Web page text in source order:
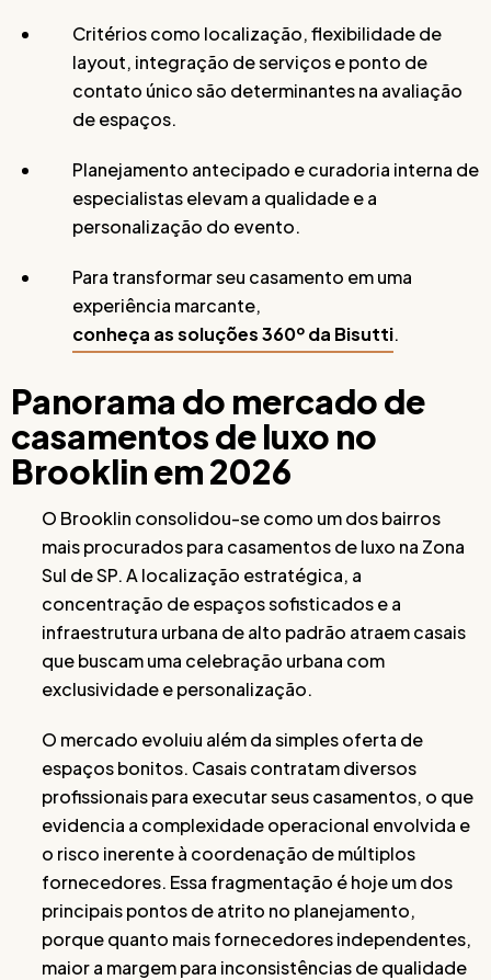
Critérios como localização, flexibilidade de
layout, integração de serviços e ponto de
contato único são determinantes na avaliação
de espaços.
Planejamento antecipado e curadoria interna de
especialistas elevam a qualidade e a
personalização do evento.
Para transformar seu casamento em uma
experiência marcante,
conheça as soluções 360º da Bisutti.
Panorama do mercado de
casamentos de luxo no
Brooklin em 2026
O Brooklin consolidou-se como um dos bairros
mais procurados para casamentos de luxo na Zona
Sul de SP. A localização estratégica, a
concentração de espaços sofisticados e a
infraestrutura urbana de alto padrão atraem casais
que buscam uma celebração urbana com
exclusividade e personalização.
O mercado evoluiu além da simples oferta de
espaços bonitos. Casais contratam diversos
profissionais para executar seus casamentos, o que
evidencia a complexidade operacional envolvida e
o risco inerente à coordenação de múltiplos
fornecedores. Essa fragmentação é hoje um dos
principais pontos de atrito no planejamento,
porque quanto mais fornecedores independentes,
maior a margem para inconsistências de qualidade